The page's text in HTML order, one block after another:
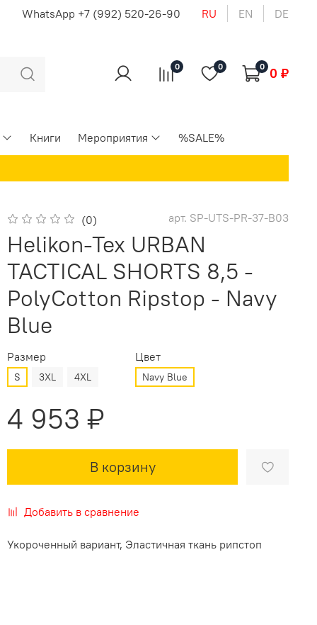
WhatsApp +7 (992) 520-26-90 RU EN DE
0 0 0 0 ₽
Книги Мероприятия %SALE%
(0) арт. SP-UTS-PR-37-B03
Helikon-Tex URBAN
TACTICAL SHORTS 8,5 -
PolyCotton Ripstop - Navy
Blue
Размер
S 3XL 4XL
Цвет
Navy Blue
4 953 ₽
В корзину
Добавить в сравнение
Укороченный вариант, Эластичная ткань рипстоп